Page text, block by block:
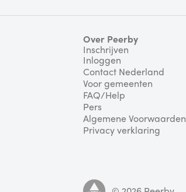
Over Peerby
Inschrijven
Inloggen
Contact Nederland
Voor gemeenten
FAQ/Help
Pers
Algemene Voorwaarden
Privacy verklaring